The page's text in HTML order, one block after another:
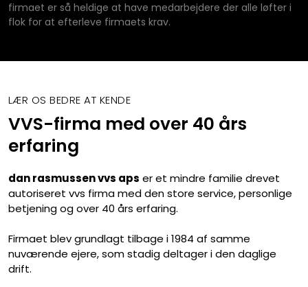
firmaet er så heldige at have medarbejdere der alle løfter i
flok for at efterleve firmaets krav.
​LÆR OS BEDRE AT KENDE
VVS-firma med over 40 års
erfaring
dan rasmussen vvs aps er et mindre familie drevet
autoriseret vvs firma med den store service, personlige
betjening og over 40 års erfaring.
Firmaet blev grundlagt tilbage i 1984 af samme
nuværende ejere, som stadig deltager i den daglige
drift.